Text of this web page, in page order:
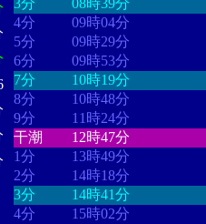
3分
08時39分
4分
09時04分
5分
09時29分
6分
09時53分
7分
10時19分
8分
10時48分
9分
11時24分
干潮
12時47分
1分
13時49分
2分
14時18分
3分
14時41分
4分
15時02分